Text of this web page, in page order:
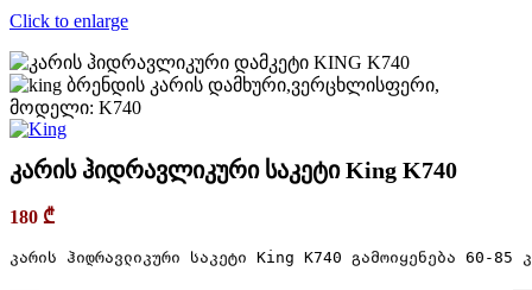
Click to enlarge
კარის ჰიდრავლიკური საკეტი King K740
180 ₾
კარის ჰიდრავლიკური საკეტი King K740 გამოიყენება 60-85